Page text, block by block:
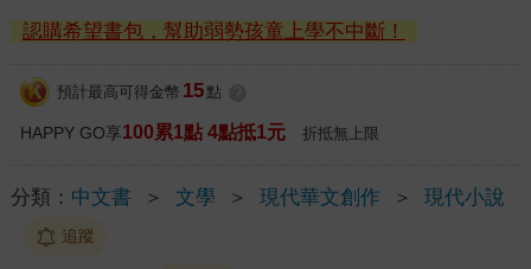
認購希望書包，幫助弱勢孩童上學不中斷！
預計最高可得金幣 15 點
HAPPY GO享100累1點 4點抵1元 折抵無上限
分類： 中文書 ＞ 文學 ＞ 現代華文創作 ＞ 現代小說
追蹤